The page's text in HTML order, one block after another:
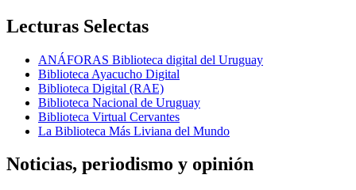
Lecturas Selectas
ANÁFORAS Biblioteca digital del Uruguay
Biblioteca Ayacucho Digital
Biblioteca Digital (RAE)
Biblioteca Nacional de Uruguay
Biblioteca Virtual Cervantes
La Biblioteca Más Liviana del Mundo
Noticias, periodismo y opinión